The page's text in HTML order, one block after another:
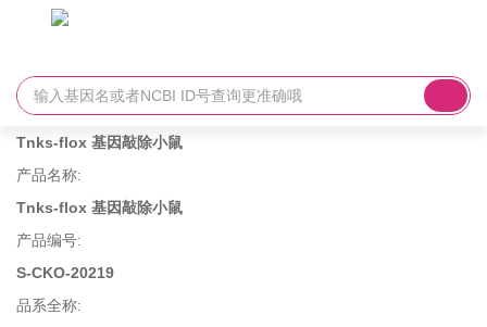
Tnks-flox 基因敲除小鼠
产品名称:
Tnks-flox 基因敲除小鼠
产品编号:
S-CKO-20219
品系全称: